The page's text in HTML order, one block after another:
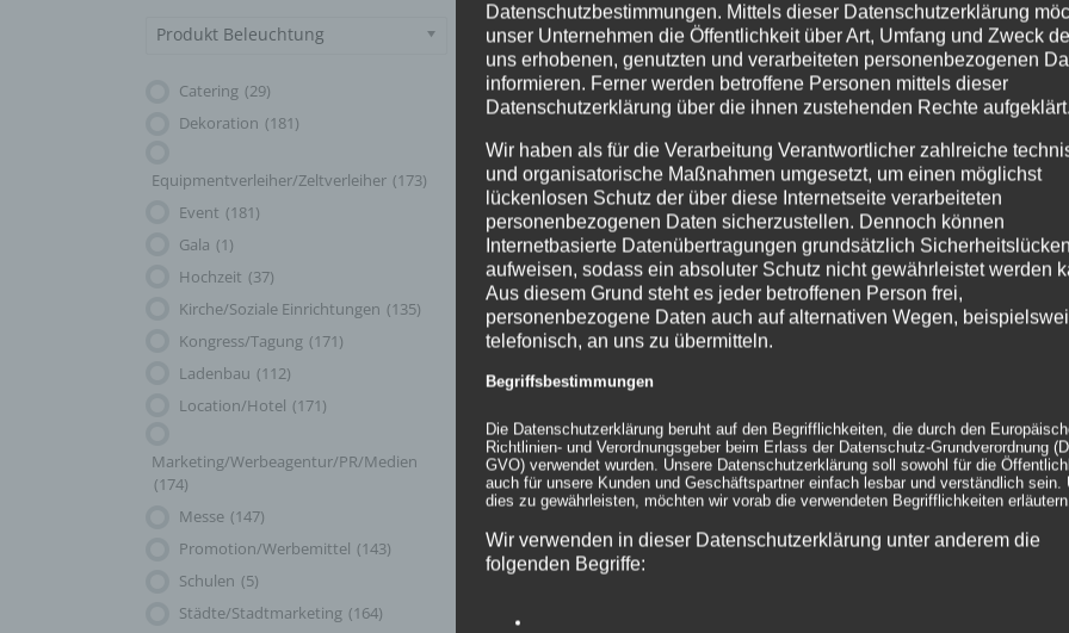
VonAndrea Rindle | 29. Mai 2024 | Dekoration,Leuchtobjekte | 0
Über den Autor:Andrea Rindle
Ähnliche Beiträge
Vom
Club zum
Eventhighlight
– wie
GALACTICA
den
Chesterfield-
Look neu
Wenn
eine
ganze
Stadt im
Halloween-
Fieber ist…
wahr
werden
lassen –
mit dfk
event
bei
2025
Hinterlasse einen Kommentar
Produkt Beleuchtung
Catering (29)
Dekoration (181)
Equipmentverleiher/Zeltverleiher (173)
Event (181)
Gala (1)
Hochzeit (37)
Kirche/Soziale Einrichtungen (135)
Kongress/Tagung (171)
Ladenbau (112)
Location/Hotel (171)
Marketing/Werbeagentur/PR/Medien
(174)
Messe (147)
Promotion/Werbemittel (143)
Schulen (5)
Städte/Stadtmarketing (164)
Datenschutzbestimmungen. Mittels dieser Datenschutzerklärung
unser Unternehmen die Öffentlichkeit über Art, Umfang und Zweck
uns erhobenen, genutzten und verarbeiteten personenbezogenen
informieren. Ferner werden betroffene Personen mittels dieser
Datenschutzerklärung über die ihnen zustehenden Rechte aufgeklärt.
Wir haben als für die Verarbeitung Verantwortlicher zahlreiche
und organisatorische Maßnahmen umgesetzt, um einen möglichst
lückenlosen Schutz der über diese Internetseite verarbeiteten
personenbezogenen Daten sicherzustellen. Dennoch können
Internetbasierte Datenübertragungen grundsätzlich Sicherheitslücken
aufweisen, sodass ein absoluter Schutz nicht gewährleistet werden
Aus diesem Grund steht es jeder betroffenen Person frei,
personenbezogene Daten auch auf alternativen Wegen,
telefonisch, an uns zu übermitteln.
Begriffsbestimmungen
Die Datenschutzerklärung beruht auf den Begrifflichkeiten, die durch den
Richtlinien- und Verordnungsgeber beim Erlass der Datenschutz-Grundverordnung
GVO) verwendet wurden. Unsere Datenschutzerklärung soll sowohl für die
auch für unsere Kunden und Geschäftspartner einfach lesbar und verständlich sein.
dies zu gewährleisten, möchten wir vorab die verwendeten Begrifflichkeiten
Wir verwenden in dieser Datenschutzerklärung unter anderem die
folgenden Begriffe: